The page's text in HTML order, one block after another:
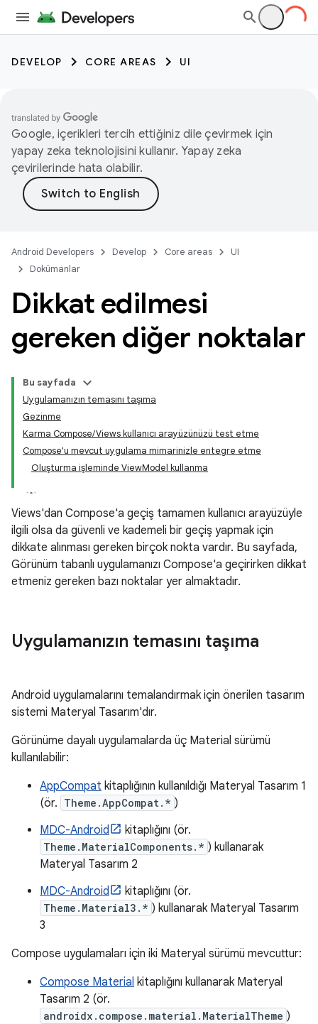
DEVELOP CORE AREAS UI
Google, içerikleri tercih ettiğiniz dile çevirmek için
yapay zeka teknolojisini kullanır. Yapay zeka
çevirilerinde hata olabilir.
Android Developers Develop Core areas
UI
Dokümanlar
Dikkat edilmesi
gereken diğer noktalar
Bu sayfada
Uygulamanızın temasını taşıma
Gezinme
Karma Compose/Views kullanıcı arayüzünüzü test etme
Compose'u mevcut uygulama mimarinizle entegre etme
Oluşturma işleminde ViewModel kullanma
Views'dan Compose'a geçiş tamamen kullanıcı arayüzüyle
ilgili olsa da güvenli ve kademeli bir geçiş yapmak için
dikkate alınması gereken birçok nokta vardır. Bu sayfada,
Görünüm tabanlı uygulamanızı Compose'a geçirirken dikkat
etmeniz gereken bazı noktalar yer almaktadır.
Uygulamanızın temasını taşıma
Android uygulamalarını temalandırmak için önerilen tasarım
sistemi Materyal Tasarım'dır.
Görünüme dayalı uygulamalarda üç Material sürümü
kullanılabilir:
AppCompat kitaplığının kullanıldığı Materyal Tasarım 1
(ör. Theme.AppCompat.* )
MDC-Android
kitaplığını (ör.
Theme.MaterialComponents.* ) kullanarak
Materyal Tasarım 2
MDC-Android
kitaplığını (ör.
Theme.Material3.* ) kullanarak Materyal Tasarım
3
Compose uygulamaları için iki Materyal sürümü mevcuttur:
Compose Material kitaplığını kullanarak Materyal
Tasarım 2 (ör.
androidx.compose.material.MaterialTheme )